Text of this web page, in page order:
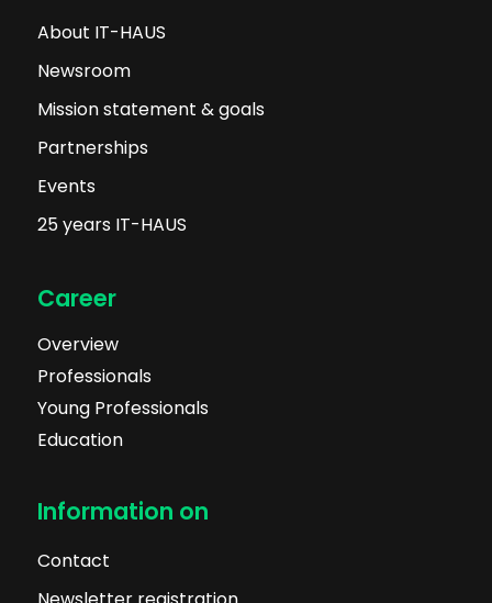
About IT-HAUS
Newsroom
Mission statement & goals
Partnerships
Events
25 years IT-HAUS
Career
Overview
Professionals
Young Professionals
Education
Information on
Contact